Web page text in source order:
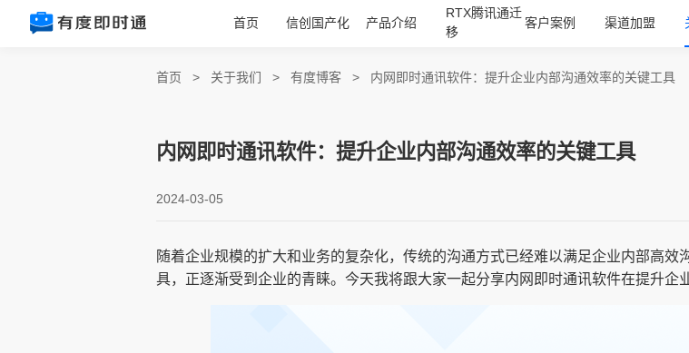
首页 信创国产化 产品介绍
RTX腾讯通迁
移
客户案例 渠道加盟
首页 > 关于我们 > 有度博客 > 内网即时通讯软件：提升企业内部沟通效率的关键工具
内网即时通讯软件：提升企业内部沟通效率的关键工具
2024-03-05
随着企业规模的扩大和业务的复杂化，传统的沟通方式已经难以满足企业内部高
具，正逐渐受到企业的青睐。今天我将跟大家一起分享内网即时通讯软件在提升企